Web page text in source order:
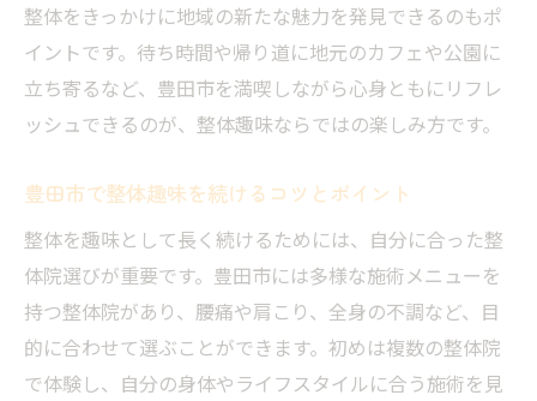
整体をきっかけに地域の新たな魅力を発見できるのもポ
イントです。待ち時間や帰り道に地元のカフェや公園に
立ち寄るなど、豊田市を満喫しながら心身ともにリフレ
ッシュできるのが、整体趣味ならではの楽しみ方です。
豊田市で整体趣味を続けるコツとポイント
整体を趣味として長く続けるためには、自分に合った整
体院選びが重要です。豊田市には多様な施術メニューを
持つ整体院があり、腰痛や肩こり、全身の不調など、目
的に合わせて選ぶことができます。初めは複数の整体院
で体験し、自分の身体やライフスタイルに合う施術を見